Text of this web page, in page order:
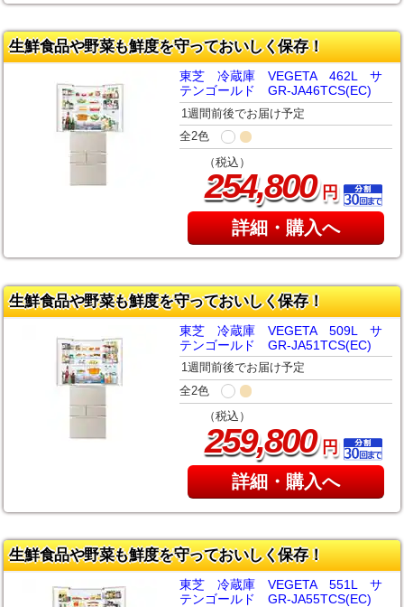
生鮮食品や野菜も鮮度を守っておいしく保存！
東芝 冷蔵庫 VEGETA 462L サ
テンゴールド GR-JA46TCS(EC)
1週間前後でお届け予定
全2色
（税込）
254,800円
詳細・購入へ
生鮮食品や野菜も鮮度を守っておいしく保存！
東芝 冷蔵庫 VEGETA 509L サ
テンゴールド GR-JA51TCS(EC)
1週間前後でお届け予定
全2色
（税込）
259,800円
詳細・購入へ
生鮮食品や野菜も鮮度を守っておいしく保存！
東芝 冷蔵庫 VEGETA 551L サ
テンゴールド GR-JA55TCS(EC)